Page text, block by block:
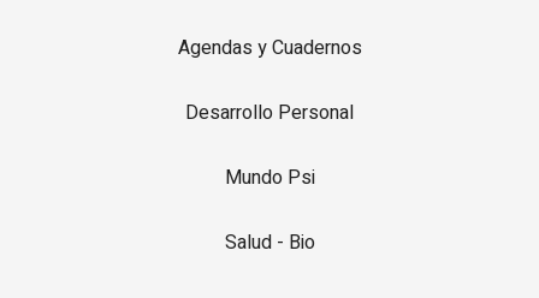
Agendas y Cuadernos
Desarrollo Personal
Mundo Psi
Salud - Bio